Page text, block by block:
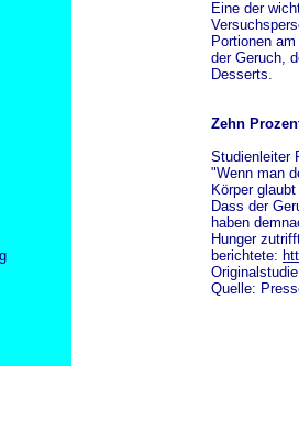
Eine der
Portionen
der Geruch,
Desserts.
Zehn
Studienleiter
"Wenn man
Körper
Dass der
haben
Hunger
berichtete:
Quelle: